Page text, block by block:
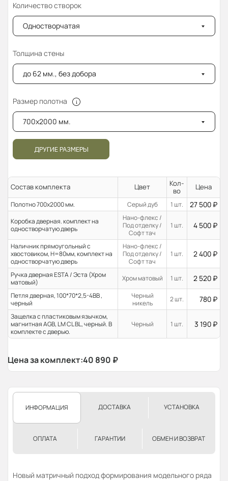
Количество створок
Одностворчатая
Толщина стены
до 62 мм., без добора
Размер полотна
700x2000 мм.
ДРУГИЕ РАЗМЕРЫ
Состав комплекта Цвет
Кол-
во
Цена
Полотно 700x2000 мм. Серый дуб 1 шт. 27 500 ₽
Коробка дверная. комплект на
одностворчатую дверь
Нано-флекс /
Под отделку /
Софт тач
1 шт. 4 500 ₽
Наличник прямоугольный с
хвостовиком, H=80мм, комплект на
одностворчатую дверь
Нано-флекс /
Под отделку /
Софт тач
1 шт. 2 400 ₽
Ручка дверная ESTA / Эста (Хром
матовый)
Хром матовый 1 шт. 2 520 ₽
Петля дверная, 100*70*2,5-4ВВ ,
черный
Черный
никель
2 шт. 780 ₽
Защелка с пластиковым язычком,
магнитная AGB, LM CL BL, черный. В
комплекте с дверью.
Черный 1 шт. 3 190 ₽
Цена за комплект:40 890 ₽
ИНФОРМАЦИЯ ДОСТАВКА УСТАНОВКА
ОПЛАТА ГАРАНТИИ ОБМЕН И ВОЗВРАТ
Новый матричный подход формирования модельного ряда